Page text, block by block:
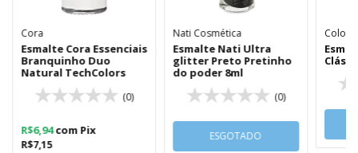
Cora
Esmalte Cora Essenciais
Branquinho Duo
Natural TechColors
(0)
R$7,15
R$6,94com Pix
Nati Cosmética
Esmalte Nati Ultra
glitter Preto Pretinho
do poder 8ml
(0)
ESGOTADO